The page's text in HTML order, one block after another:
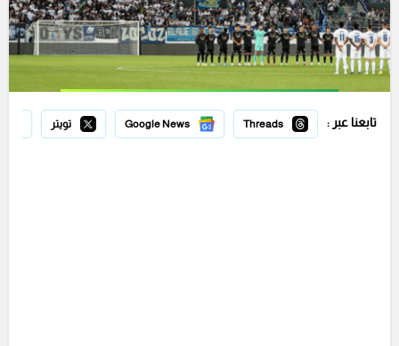
تابعنا عبر : Threads
Google News تويتر